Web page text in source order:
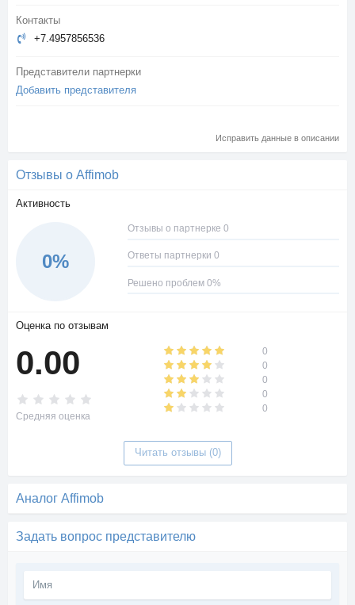
Контакты
+7.4957856536
Представители партнерки
Добавить представителя
Исправить данные в описании
Отзывы о Affimob
Активность
0%
Отзывы о партнерке 0
Ответы партнерки 0
Решено проблем 0%
Оценка по отзывам
0.00
Средняя оценка
0
0
0
0
0
Читать отзывы (0)
Аналог Affimob
Задать вопрос представителю